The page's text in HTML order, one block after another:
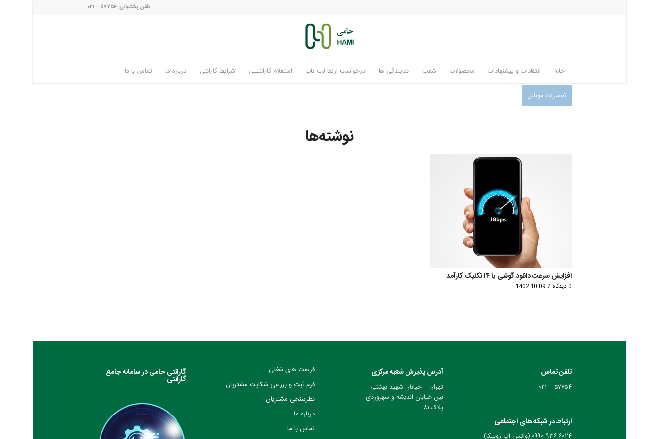
تلفن پشتیبانی: ۵۷۷۵۴ – ۰۲۱
خانه انتقادات و پیشنهادات محصولات شعب نمایندگی ها درخواست ارتقا لپ تاپ استعلام گارانتــی َشرایط گارانتی درباره ما تماس با ما
تعمیرات موبایل
نوشته‌ها
افزایش سرعت دانلود گوشی با ۱۴ تکنیک کارآمد
0 دیدگاه /
1402-10-09
تلفن تماس
۵۷۷۵۴ – ۰۲۱
ارتباط در شبکه های اجتماعی
۶۰۲۴ ۹۳۶ ۰۹۹۰ (واتس آپ-روبیکا)
آدرس پذیرش شعبه مرکزی
تهران – خیابان شهید بهشتی –
بین خیابان اندیشه و سهروردی
پلاک ۸۱
فرصت های شغلی
فرم ثبت و بررسی شکایت مشتریان
نظرسنجی مشتریان
درباره ما
تماس با ما
گارانتی حامی در سامانه جامع
گارانتی